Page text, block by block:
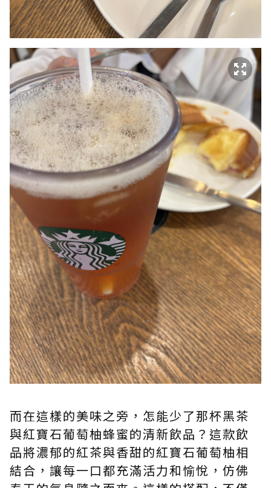
而在這樣的美味之旁，怎能少了那杯黑茶
與紅寶石葡萄柚蜂蜜的清新飲品？這款飲
品將濃郁的紅茶與香甜的紅寶石葡萄柚相
結合，讓每一口都充滿活力和愉悅，仿佛